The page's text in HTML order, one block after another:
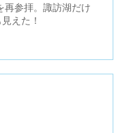
再参拝。諏訪湖だけ
えた！